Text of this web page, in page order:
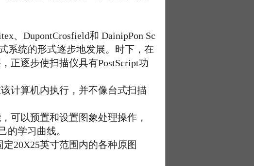
DupontCrosfield和 DainipPon Sc
系统的形式逐步地发展。时下，在
正逐步使扫描仪具有PostScript功
计算机内执行，并不像台式扫描
以预置和设置图象处理操作，
的学习曲线。
20X25英寸范围内的各种原图